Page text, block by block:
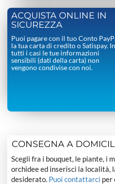
ACQUISTA ONLINE IN
SICUREZZA
Puoi pagare con il tuo Conto
la tua carta di credito o Satispay. In
tutti i casi le tue informazioni
sensibili (dati della carta) non
vengono condivise con noi.
CONSEGNA A
Scegli fra i bouquet, le piante, i
orchidee ed inserisci la località,
desiderato. Puoi contattarci per